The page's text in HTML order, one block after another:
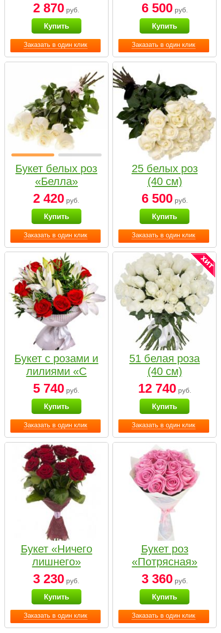
Заказать в один клик
2 870 руб.
Купить
Заказать в один клик
6 500руб.
Купить
Заказать в один клик
Букет белых роз
«Белла»
2 420 руб.
Купить
Заказать в один клик
25 белых роз
(40 см)
6 500руб.
Купить
Заказать в один клик
Букет с розами и
лилиями «С
наилучшими
пожеланиями»
5 740 руб.
Купить
Заказать в один клик
51 белая роза
(40 см)
12 740руб.
Купить
Заказать в один клик
Букет «Ничего
лишнего»
3 230 руб.
Купить
Заказать в один клик
Букет роз
«Потрясная»
3 360руб.
Купить